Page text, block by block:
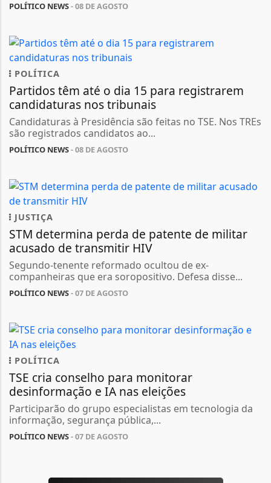
POLÍTICO NEWS- 08 DE AGOSTO
POLÍTICA
Partidos têm até o dia 15 para registrarem
candidaturas nos tribunais
Candidaturas à Presidência são feitas no TSE. Nos TREs
são registrados candidatos ao...
POLÍTICO NEWS- 08 DE AGOSTO
JUSTIÇA
STM determina perda de patente de militar
acusado de transmitir HIV
Segundo-tenente reformado ocultou de ex-
companheiras que era soropositivo. Defesa disse...
POLÍTICO NEWS- 07 DE AGOSTO
POLÍTICA
TSE cria conselho para monitorar
desinformação e IA nas eleições
Participarão do grupo especialistas em tecnologia da
informação, segurança pública,...
POLÍTICO NEWS- 07 DE AGOSTO